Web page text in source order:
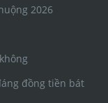
2026
đồng tiền bát